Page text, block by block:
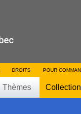
DROITS POUR
Thèmes